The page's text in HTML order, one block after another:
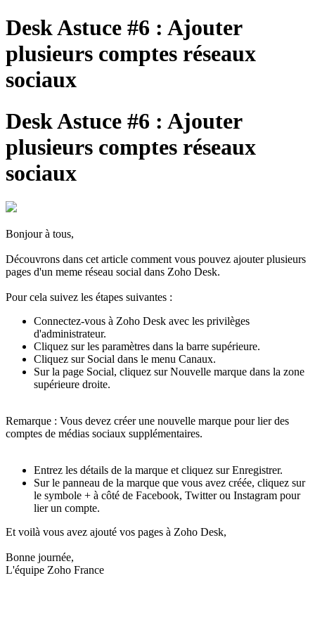
Desk Astuce #6 : Ajouter
plusieurs comptes réseaux
sociaux
Desk Astuce #6 : Ajouter
plusieurs comptes réseaux
sociaux
Bonjour à tous,
Découvrons dans cet article comment vous pouvez ajouter plusieurs
pages d'un meme réseau social dans Zoho Desk.
Pour cela suivez les étapes suivantes :
Connectez-vous à Zoho Desk avec les privilèges
d'administrateur.
Cliquez sur les paramètres dans la barre supérieure.
Cliquez sur Social dans le menu Canaux.
Sur la page Social, cliquez sur Nouvelle marque dans la zone
supérieure droite.
Remarque : Vous devez créer une nouvelle marque pour lier des
comptes de médias sociaux supplémentaires.
Entrez les détails de la marque et cliquez sur Enregistrer.
Sur le panneau de la marque que vous avez créée, cliquez sur
le symbole + à côté de Facebook, Twitter ou Instagram pour
lier un compte.
Et voilà vous avez ajouté vos pages à Zoho Desk,
Bonne journée,
L'équipe Zoho France